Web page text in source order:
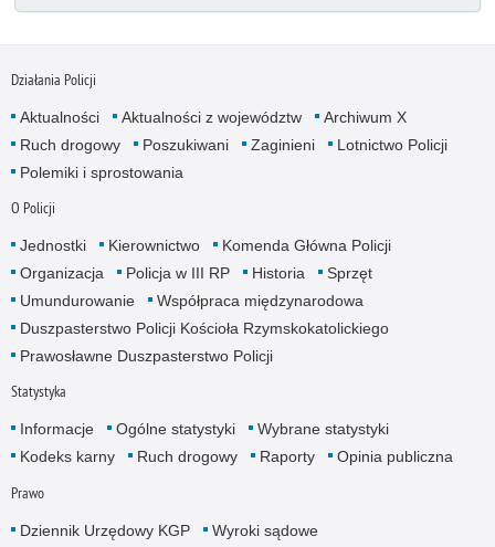
Działania Policji
Aktualności Aktualności z województw
Archiwum X
Ruch drogowy
Poszukiwani Zaginieni
Lotnictwo Policji
Polemiki i sprostowania
O Policji
Jednostki Kierownictwo
Komenda Główna Policji
Organizacja
Policja w III RP Historia
Sprzęt
Umundurowanie
Współpraca międzynarodowa
Duszpasterstwo Policji Kościoła Rzymskokatolickiego
Prawosławne Duszpasterstwo Policji
Statystyka
Informacje Ogólne statystyki
Wybrane statystyki
Kodeks karny
Ruch drogowy Raporty Opinia publiczna
Prawo
Dziennik Urzędowy KGP Wyroki sądowe